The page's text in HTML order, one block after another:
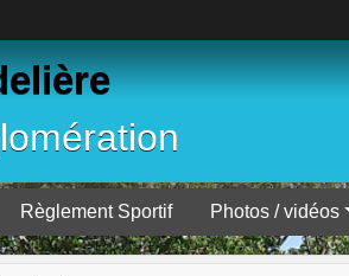
Règlement Sportif Photos / vidéos